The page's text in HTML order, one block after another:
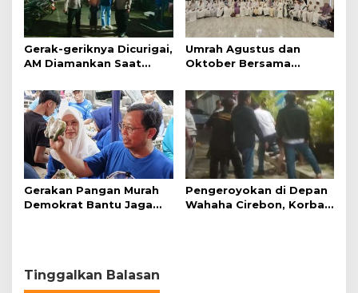
Gerak-geriknya Dicurigai,
AM Diamankan Saat
Umrah Agustus dan
Oktober Bersama
Menuju Baitullah
Gerakan Pangan Murah
Demokrat Bantu Jaga
Pengeroyokan di Depan
Wahaha Cirebon, Korban
Tinggalkan Balasan